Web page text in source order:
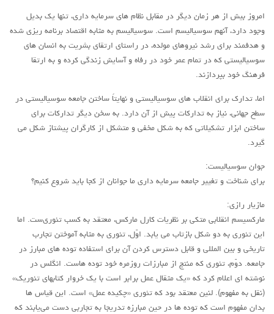
آموزش مارکسیستی
اجتماعی
کمیته اقدام کارگری
زنان
ملیت ها
شبکه همبستگی کارگری
حاکمیت
اصلاح طلبان
اصول
امروز بیش از هر زمان دیگر در مقابل نظام های سرمایه داری، تنها یک بدیل
وجود دارد، آنهم سوسیالیسم است. سوسیالیسم به مثابه اقتصاد برنامه ریزی شده
و هدفمند برای رشد نیروهای مولده، در راستای ارتقای بشریت به انسان های
سوسیالیستی که در تمام عمر خود در رفاه و آسایش زندگی کرده و به ارتقا
فرهنگ خود بپردازند.
اما، تدارک برای انقلاب های سوسیالیستی و نهایتاً ساختن جامعه سوسیالیستی در
سطح جهانی، نیاز به تدارکات پیش از آن دارد. به سخن دیگر تدارکات برای
ساختن ابزار تشکیلاتی که به شکل مخفی و متشکل از کارگران پیشتاز شکل می
گیرد.
جوان سوسیالیست:
برای شناخت و تغییر جامعه سرمایه داری ما جوانان از کجا باید شروع کنیم؟
مازیار رازی:
مارکسیسم انقلابی متکی بر نظریات کارل مارکس، معتقد به کسب تئوری‌ست. اما
این تئوری به دو شکل بازتاب می یابد. اوّل، تئوری به مثابه آموختن تجارب
تاریخی و بین المللی و قابل دسترس کردن آن برای استفاده توده های مبارز در
جامعه. دوّم، تئوری که منتج از مبارزات روزمره خود توده هاست. انگلس در
نوشته ای اعلام کرد که «یک مثقال عمل برابر است با یک خروار کتابهای تئوریک»
(نقل به مفهوم). لنین معتقد بود که تئوری «چکیده عمل» است. این قیاس ها
بدان مفهوم است که توده ها در حین مبارزه تدریجا به تجاربی دست می‌یابند که